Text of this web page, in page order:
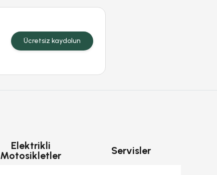
Ücretsiz kaydolun
Elektrikli
Motosikletler
Servisler